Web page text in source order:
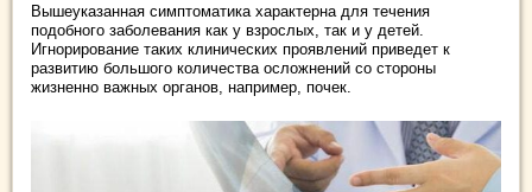
Вышеуказанная симптоматика характерна для течения
подобного заболевания как у взрослых, так и у детей.
Игнорирование таких клинических проявлений приведет к
развитию большого количества осложнений со стороны
жизненно важных органов, например, почек.